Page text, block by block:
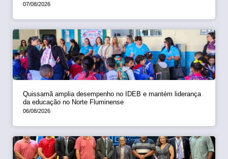
07/08/2026
Quissamã amplia desempenho no IDEB e mantém liderança
da educação no Norte Fluminense
06/08/2026